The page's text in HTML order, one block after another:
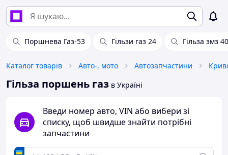
Поршнева Газ-53 Гільзи газ 24 Гільза змз
Каталог товарів Авто-, мото Автозапчастини
Гільза поршень газ в Україні
Введи номер авто, VIN або вибери зі
списку, щоб швидше знайти потрібні
запчастини